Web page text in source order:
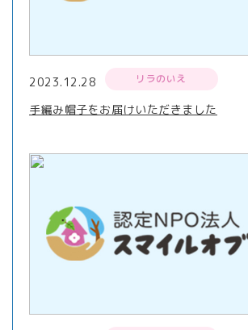
2023.12.28 リラのいえ
手編み帽子をお届けいただきました